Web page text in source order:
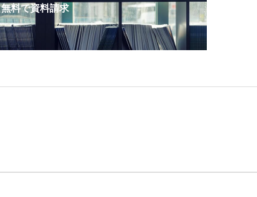
無料で資料請求